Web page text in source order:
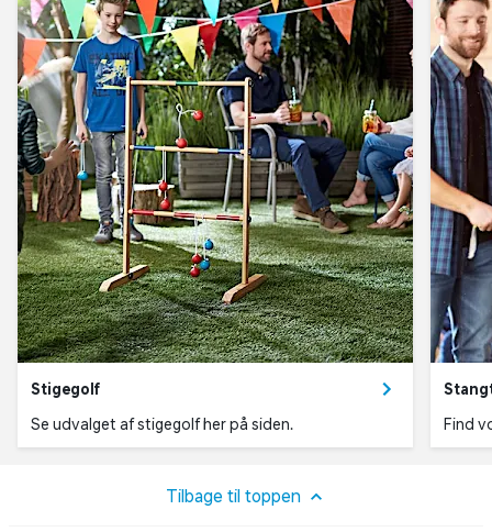
Stigegolf
Se udvalget af stigegolf her på siden. Find
Tilbage til toppen